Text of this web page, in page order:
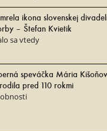
ikona slovenskej
– Štefan Kvietik
sa vtedy
speváčka Mária
pred 110 rokmi